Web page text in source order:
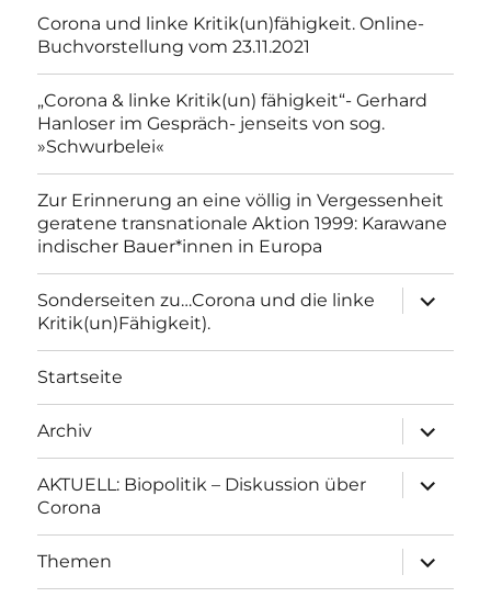
Corona und linke Kritik(un)fähigkeit. Online-
Buchvorstellung vom 23.11.2021
„Corona & linke Kritik(un) fähigkeit“- Gerhard
Hanloser im Gespräch- jenseits von sog.
»Schwurbelei«
Zur Erinnerung an eine völlig in Vergessenheit
geratene transnationale Aktion 1999: Karawane
indischer Bauer*innen in Europa
Sonderseiten zu…Corona und die linke
Kritik(un)Fähigkeit).
anzeigen
Startseite
Archiv
anzeigen
AKTUELL: Biopolitik – Diskussion über
Corona
anzeigen
Themen
anzeigen